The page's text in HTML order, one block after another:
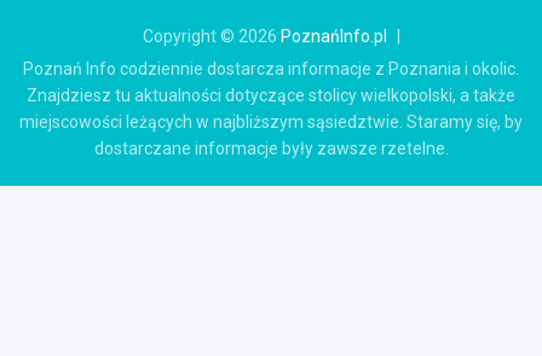
Copyright © 2026 PoznańInfo.pl
Poznań Info codziennie dostarcza informacje z Poznania i okolic.
Znajdziesz tu aktualności dotyczące stolicy wielkopolski, a także
miejscowości leżących w najbliższym sąsiedztwie. Staramy się, by
dostarczane informacje były zawsze rzetelne.